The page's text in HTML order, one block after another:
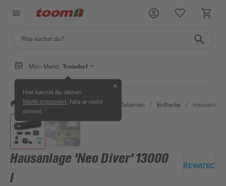
Mein Markt: Troisdorf
Hier kannst du deinen
Markt anpassen , falls er nicht
stimmt.
✕
/ Garten & Freizeit / Erdtanks & Zisternen / Erdtanks /
Hausanlage 'Neo Diver' 13000
l